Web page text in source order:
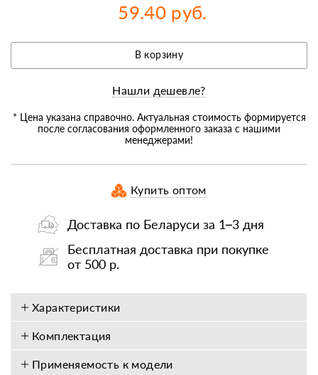
59.40 руб.
В корзину
Нашли дешевле?
* Цена указана справочно. Актуальная стоимость формируется
после согласования оформленного заказа с нашими
менеджерами!
Купить оптом
Доставка по Беларуси за 1–3 дня
Бесплатная доставка при покупке
от 500 р.
Характеристики
Комплектация
Применяемость к модели